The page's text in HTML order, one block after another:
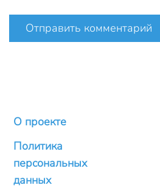
Отправить комментарий
О проекте
Политика
персональных
данных